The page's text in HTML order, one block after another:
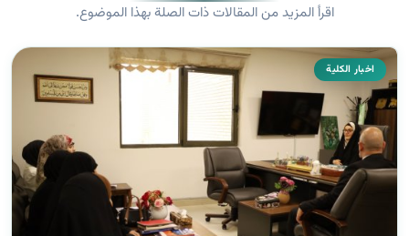
اقرأ المزيد من المقالات ذات الصلة بهذا الموضوع.
اخبار الكلية